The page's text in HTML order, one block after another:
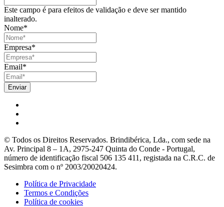
Este campo é para efeitos de validação e deve ser mantido
inalterado.
Nome*
Empresa*
Email*
© Todos os Direitos Reservados. Brindibérica, Lda., com sede na
Av. Principal 8 – 1A, 2975-247 Quinta do Conde - Portugal,
número de identificação fiscal 506 135 411, registada na C.R.C. de
Sesimbra com o nº 2003/20020424.
Política de Privacidade
Termos e Condições
Política de cookies